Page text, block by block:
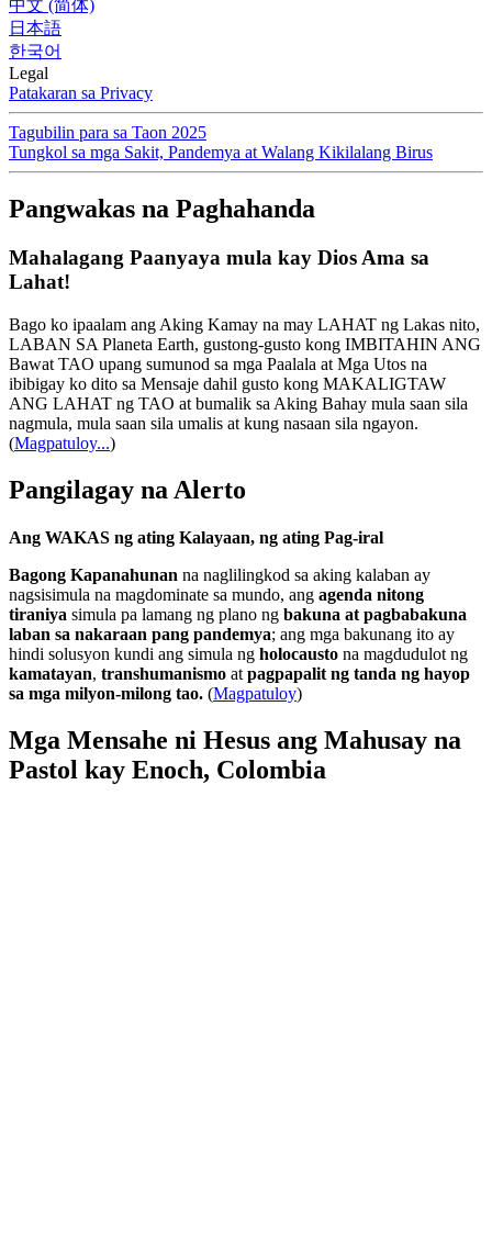
中文 (简体)
日本語
한국어
Legal
Patakaran sa Privacy
Tagubilin para sa Taon 2025
Tungkol sa mga Sakit, Pandemya at Walang Kikilalang Birus
Pangwakas na Paghahanda
Mahalagang Paanyaya mula kay Dios Ama sa
Lahat!
Bago ko ipaalam ang Aking Kamay na may LAHAT ng Lakas nito,
LABAN SA Planeta Earth, gustong-gusto kong IMBITAHIN ANG
Bawat TAO upang sumunod sa mga Paalala at Mga Utos na
ibibigay ko dito sa Mensaje dahil gusto kong MAKALIGTAW
ANG LAHAT ng TAO at bumalik sa Aking Bahay mula saan sila
nagmula, mula saan sila umalis at kung nasaan sila ngayon.
(Magpatuloy...)
Pangilagay na Alerto
Ang WAKAS ng ating Kalayaan, ng ating Pag-iral
Bagong Kapanahunan na naglilingkod sa aking kalaban ay
nagsisimula na magdominate sa mundo, ang agenda nitong
tiraniya simula pa lamang ng plano ng bakuna at pagbabakuna
laban sa nakaraan pang pandemya; ang mga bakunang ito ay
hindi solusyon kundi ang simula ng holocausto na magdudulot ng
kamatayan, transhumanismo at pagpapalit ng tanda ng hayop
sa mga milyon-milong tao. (Magpatuloy)
Mga Mensahe ni Hesus ang Mahusay na
Pastol kay Enoch, Colombia